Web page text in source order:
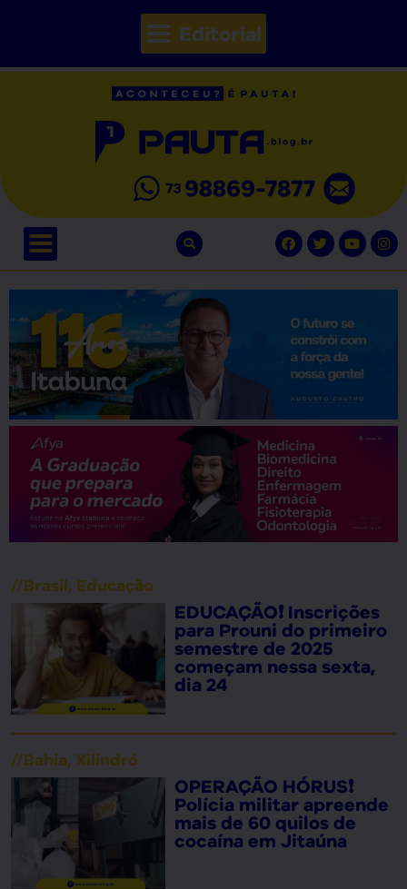
Editorial
//Brasil, Educação
EDUCAÇÃO❗ Inscrições
para Prouni do primeiro
semestre de 2025
começam nessa sexta,
dia 24
//Bahia, Xilindró
OPERAÇÃO HÓRUS❗
Polícia militar apreende
mais de 60 quilos de
cocaína em Jitaúna